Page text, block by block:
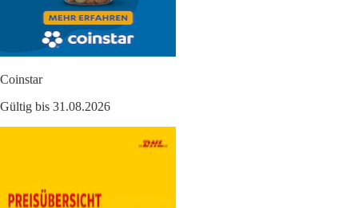
Coinstar
Gültig bis 31.08.2026